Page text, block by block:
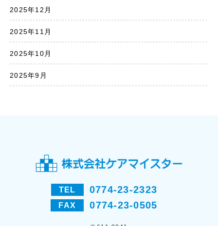
2025年12月
2025年11月
2025年10月
2025年9月
TEL 0774-23-2323
FAX 0774-23-0505